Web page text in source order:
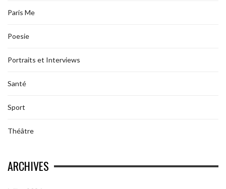
Paris Me
Poesie
Portraits et Interviews
Santé
Sport
Théâtre
ARCHIVES